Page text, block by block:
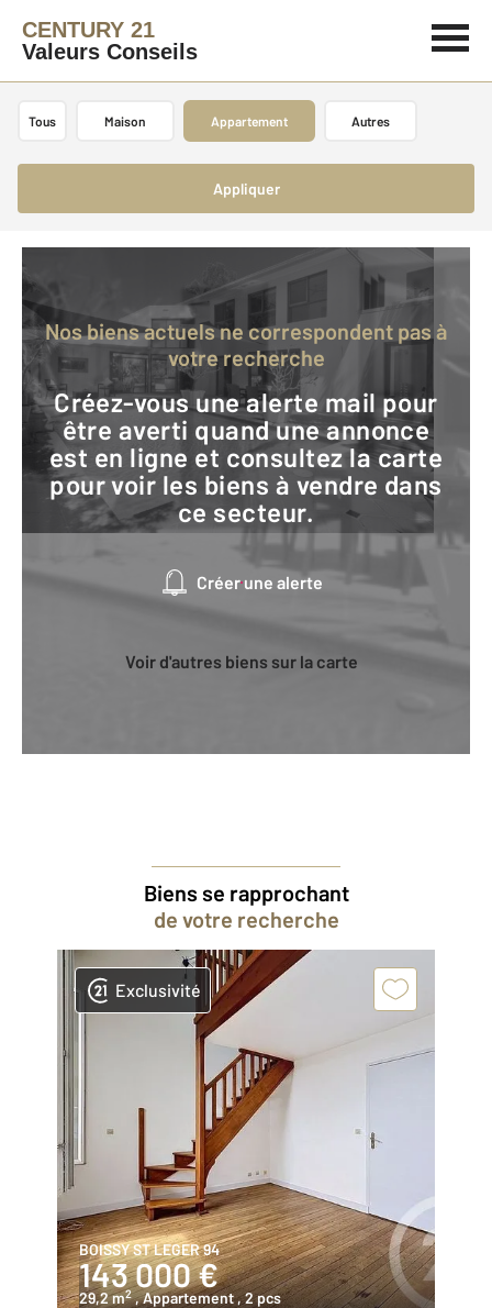
CENTURY 21
Valeurs Conseils
Tous Maison Appartement Autres
Appliquer
Nos biens actuels ne correspondent pas à
votre recherche
Créez-vous une alerte mail pour
être averti quand une annonce
est en ligne et consultez la carte
pour voir les biens à vendre dans
ce secteur.
Créer une alerte
Voir d'autres biens sur la carte
Biens se rapprochant
de votre recherche
Exclusivité
BOISSY ST LEGER 94
143 000 €
29,2 m2 , Appartement, 2 pcs